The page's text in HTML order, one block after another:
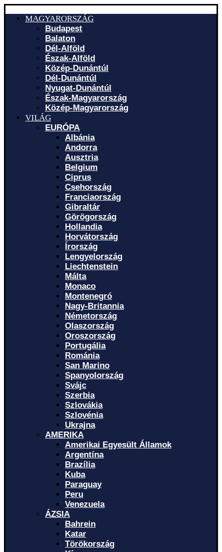
MAGYARORSZÁG
Budapest
Balaton
Dél-Alföld
Észak-Alföld
Közép-Dunántúl
Dél-Dunántúl
Nyugat-Dunántúl
Észak-Magyarország
Közép-Magyarország
VILÁG
EURÓPA
Albánia
Andorra
Ausztria
Belgium
Ciprus
Csehország
Franciaország
Gibraltár
Görögország
Hollandia
Horvátország
Írország
Lengyelország
Liechtenstein
Málta
Monaco
Montenegró
Nagy-Britannia
Németország
Olaszország
Oroszország
Portugália
Románia
San Marino
Spanyolország
Svájc
Szerbia
Szlovákia
Szlovénia
Ukrajna
AMERIKA
Amerikai Egyesült Államok
Argentína
Brazília
Kuba
Paraguay
Peru
Venezuela
ÁZSIA
Bahrein
Katar
Törökország